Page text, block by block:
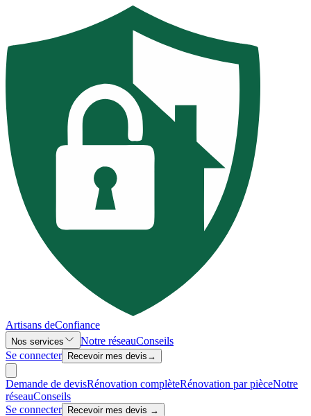
Artisans deConfiance
Nos services Notre réseauConseils
Se connecter
Recevoir mes devis →
Demande de devisRénovation complèteRénovation par pièceNotre
réseauConseils
Se connecter
Recevoir mes devis →